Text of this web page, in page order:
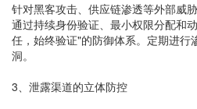
针对黑客攻击、供应链渗透等外部威
通过持续身份验证、最小权限分配和
任，始终验证"的防御体系。定期进行
洞。
3、泄露渠道的立体防控